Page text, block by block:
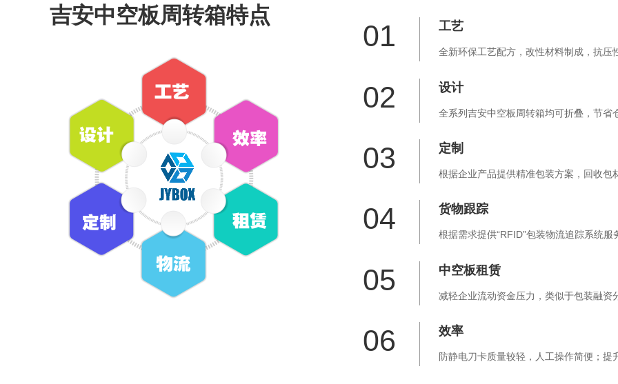
吉安中空板周转箱特点
01 工艺
全新环保工艺配方，改性材料制成，抗
02 设计
全系列吉安中空板周转箱均可折叠，节省
03 定制
根据企业产品提供精准包装方案，回收包
04 货物跟踪
根据需求提供“RFID”包装物流追踪系统
05 中空板租赁
减轻企业流动资金压力，类似于包装融资
06 效率
防静电刀卡质量较轻，人工操作简便；提